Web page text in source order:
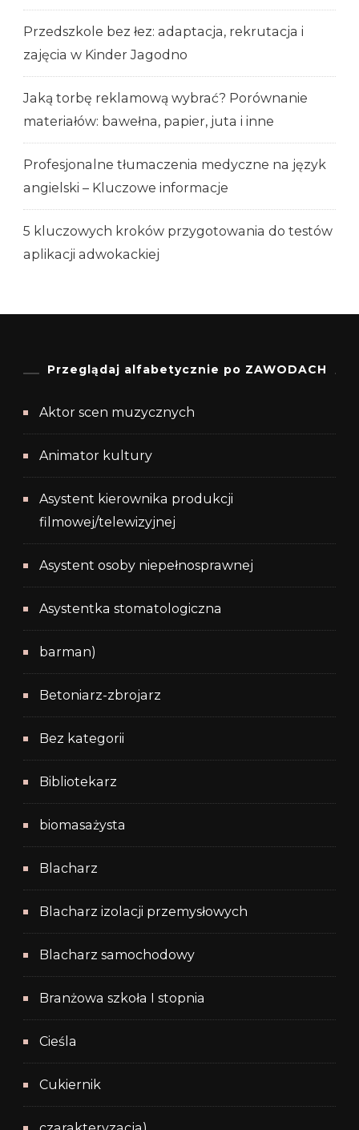
Przedszkole bez łez: adaptacja, rekrutacja i
zajęcia w Kinder Jagodno
Jaką torbę reklamową wybrać? Porównanie
materiałów: bawełna, papier, juta i inne
Profesjonalne tłumaczenia medyczne na język
angielski – Kluczowe informacje
5 kluczowych kroków przygotowania do testów
aplikacji adwokackiej
Przeglądaj alfabetycznie po ZAWODACH
Aktor scen muzycznych
Animator kultury
Asystent kierownika produkcji
filmowej/telewizyjnej
Asystent osoby niepełnosprawnej
Asystentka stomatologiczna
barman)
Betoniarz-zbrojarz
Bez kategorii
Bibliotekarz
biomasażysta
Blacharz
Blacharz izolacji przemysłowych
Blacharz samochodowy
Branżowa szkoła I stopnia
Cieśla
Cukiernik